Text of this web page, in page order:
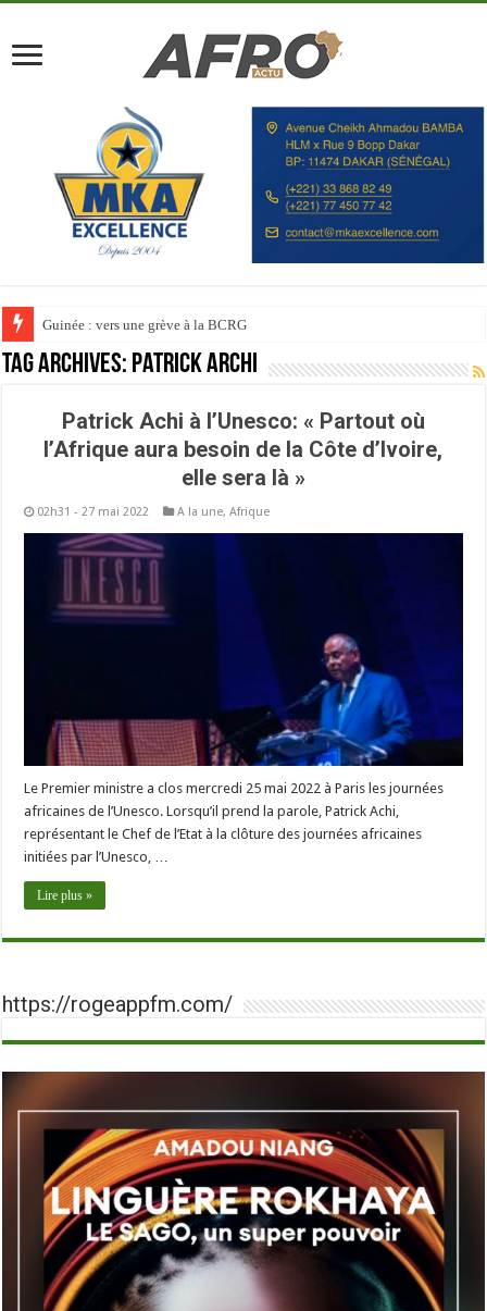
Guinée : vers une grève à la BCRG
Tag Archives: Patrick Archi
Patrick Achi à l’Unesco: « Partout où
l’Afrique aura besoin de la Côte d’Ivoire,
elle sera là »
02h31 - 27 mai 2022 A la une,Afrique
Le Premier ministre a clos mercredi 25 mai 2022 à Paris les journées
africaines de l’Unesco. Lorsqu’il prend la parole, Patrick Achi,
représentant le Chef de l’Etat à la clôture des journées africaines
initiées par l’Unesco, …
Lire plus »
https://rogeappfm.com/